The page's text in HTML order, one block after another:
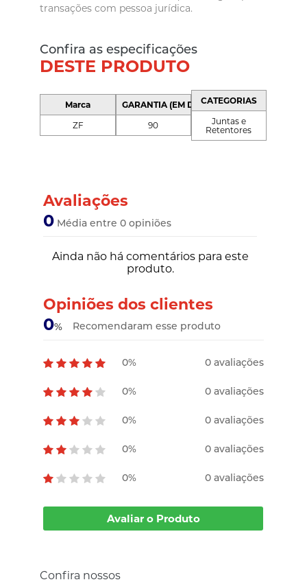
transações com pessoa jurídica.
Confira as especificações
DESTE PRODUTO
Marca
ZF
GARANTIA (EM DIAS)
90
CATEGORIAS
Juntas e
Retentores
Avaliações
0 Média entre 0 opiniões
Ainda não há comentários para este
produto.
Opiniões dos clientes
0% Recomendaram esse produto
0% 0 avaliações
0% 0 avaliações
0% 0 avaliações
0% 0 avaliações
0% 0 avaliações
Avaliar o Produto
Confira nossos